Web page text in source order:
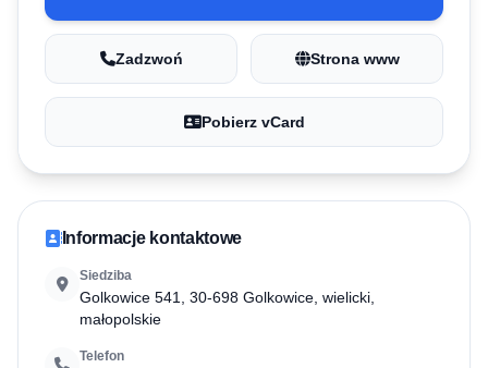
Zadzwoń Strona www
Pobierz vCard
Informacje kontaktowe
Siedziba
Golkowice 541, 30-698 Golkowice, wielicki,
małopolskie
Telefon